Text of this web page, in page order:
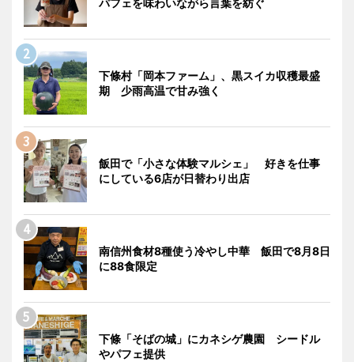
パフェを味わいながら言葉を紡ぐ
下條村「岡本ファーム」、黒スイカ収穫最盛
期 少雨高温で甘み強く
飯田で「小さな体験マルシェ」 好きを仕事
にしている6店が日替わり出店
南信州食材8種使う冷やし中華 飯田で8月8日
に88食限定
下條「そばの城」にカネシゲ農園 シードル
やパフェ提供